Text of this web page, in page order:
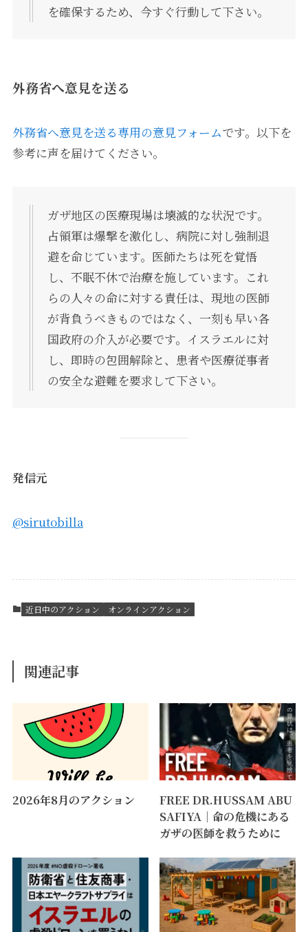
を確保するため、今すぐ行動して下さい。
外務省へ意見を送る
外務省へ意見を送る専用の意見フォームです。以下を
参考に声を届けてください。
ガザ地区の医療現場は壊滅的な状況です。
占領軍は爆撃を激化し、病院に対し強制退
避を命じています。医師たちは死を覚悟
し、不眠不休で治療を施しています。これ
らの人々の命に対する責任は、現地の医師
が背負うべきものではなく、一刻も早い各
国政府の介入が必要です。イスラエルに対
し、即時の包囲解除と、患者や医療従事者
の安全な避難を要求して下さい。
発信元
@sirutobilla
近日中のアクション オンラインアクション
関連記事
2026年8月のアクション
FREE DR.HUSSAM ABU
SAFIYA｜命の危機にある
ガザの医師を救うために